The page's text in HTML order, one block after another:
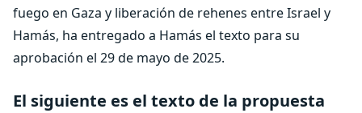
fuego en Gaza y liberación de rehenes entre Israel y
Hamás, ha entregado a Hamás el texto para su
aprobación el 29 de mayo de 2025.
El siguiente es el texto de la propuesta